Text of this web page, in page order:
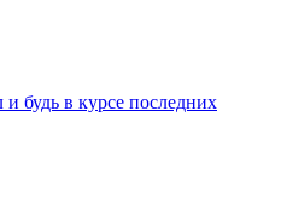
будь в курсе последних